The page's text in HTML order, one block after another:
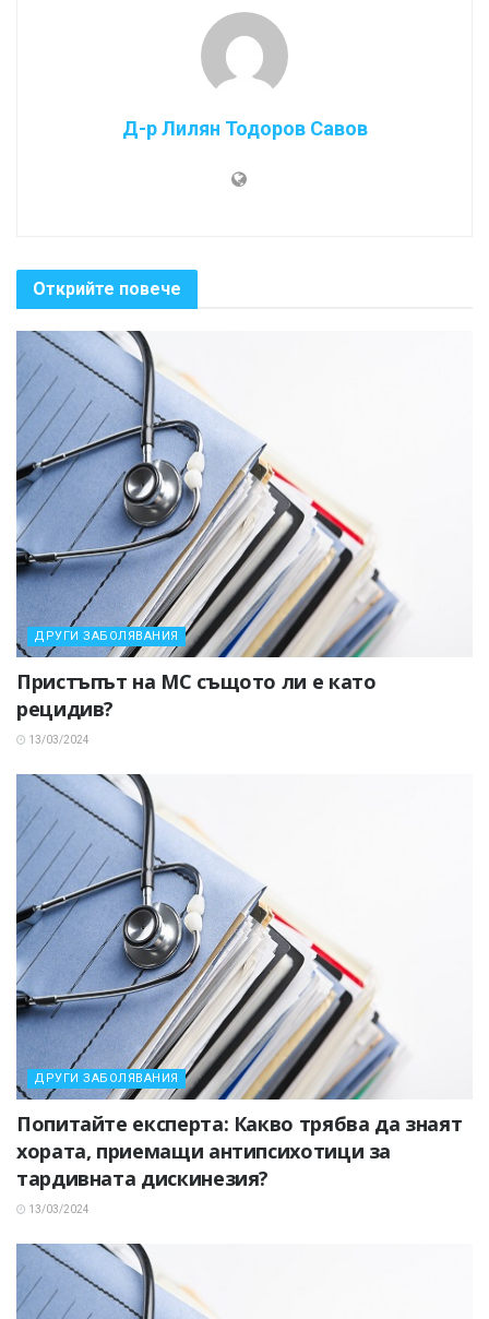
Д-р Лилян Тодоров Савов
Открийте повече
ДРУГИ ЗАБОЛЯВАНИЯ
Пристъпът на МС същото ли е като
рецидив?
13/03/2024
ДРУГИ ЗАБОЛЯВАНИЯ
Попитайте експерта: Какво трябва да знаят
хората, приемащи антипсихотици за
тардивната дискинезия?
13/03/2024